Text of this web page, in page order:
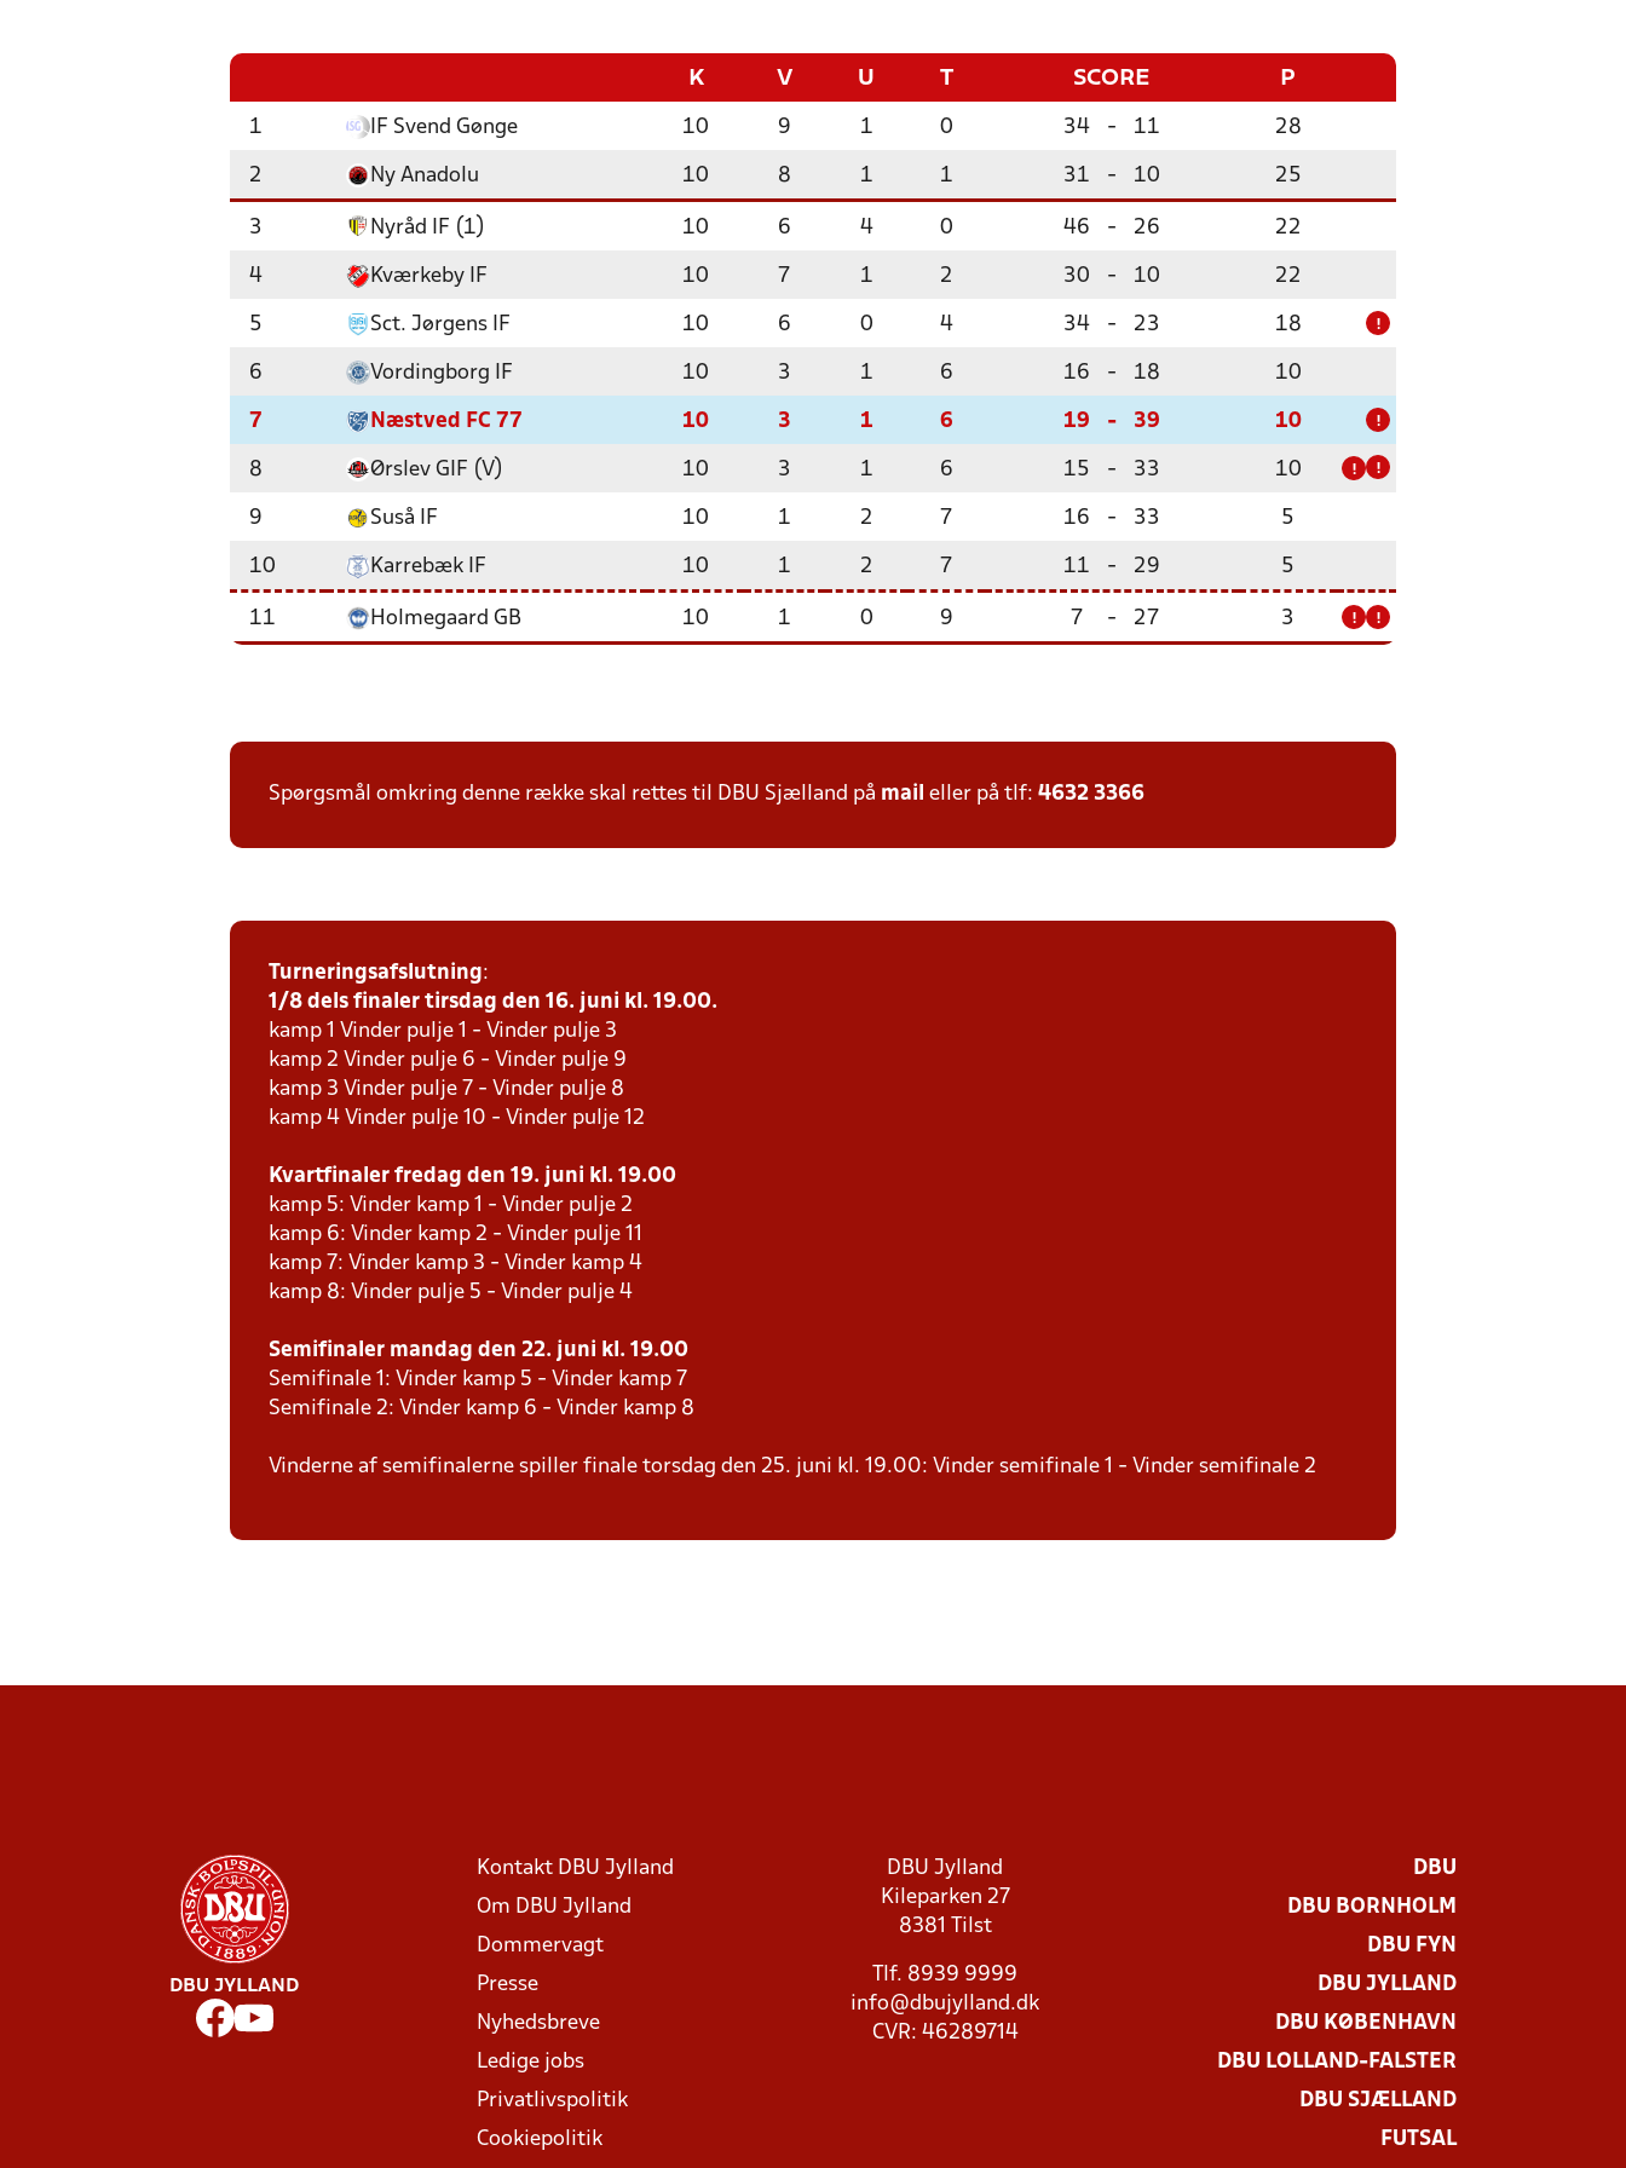
K V U T SCORE P
1 IF Svend Gønge 10 9 1 0 34 - 11 28
2 Ny Anadolu 10 8 1 1 31 - 10 25
3 Nyråd IF (1) 10 6 4 0 46 - 26 22
4 Kværkeby IF 10 7 1 2 30 - 10 22
5 Sct. Jørgens IF 10 6 0 4 34 - 23 18 !
6 Vordingborg IF 10 3 1 6 16 - 18 10
7 Næstved FC 77 10 3 1 6 19 - 39 10 !
8 Ørslev GIF (V) 10 3 1 6 15 - 33 10 ! !
9 Suså IF 10 1 2 7 16 - 33 5
10 Karrebæk IF 10 1 2 7 11 - 29 5
11 Holmegaard GB 10 1 0 9 7 - 27 3 ! !
Spørgsmål omkring denne række skal rettes til DBU Sjælland på mail eller på tlf: 4632 3366
Turneringsafslutning:
1/8 dels finaler tirsdag den 16. juni kl. 19.00.
kamp 1 Vinder pulje 1 - Vinder pulje 3
kamp 2 Vinder pulje 6 - Vinder pulje 9
kamp 3 Vinder pulje 7 - Vinder pulje 8
kamp 4 Vinder pulje 10 - Vinder pulje 12
Kvartfinaler fredag den 19. juni kl. 19.00
kamp 5: Vinder kamp 1 - Vinder pulje 2
kamp 6: Vinder kamp 2 - Vinder pulje 11
kamp 7: Vinder kamp 3 - Vinder kamp 4
kamp 8: Vinder pulje 5 - Vinder pulje 4
Semifinaler mandag den 22. juni kl. 19.00
Semifinale 1: Vinder kamp 5 - Vinder kamp 7
Semifinale 2: Vinder kamp 6 - Vinder kamp 8
Vinderne af semifinalerne spiller finale torsdag den 25. juni kl. 19.00: Vinder semifinale 1 - Vinder semifinale 2
DBU JYLLAND
Kontakt DBU Jylland
Om DBU Jylland
Dommervagt
Presse
Nyhedsbreve
Ledige jobs
Privatlivspolitik
Cookiepolitik
DBU Jylland
Kileparken 27
8381 Tilst
Tlf. 8939 9999
info@dbujylland.dk
CVR: 46289714
DBU
DBU BORNHOLM
DBU FYN
DBU JYLLAND
DBU KØBENHAVN
DBU LOLLAND-FALSTER
DBU SJÆLLAND
FUTSAL